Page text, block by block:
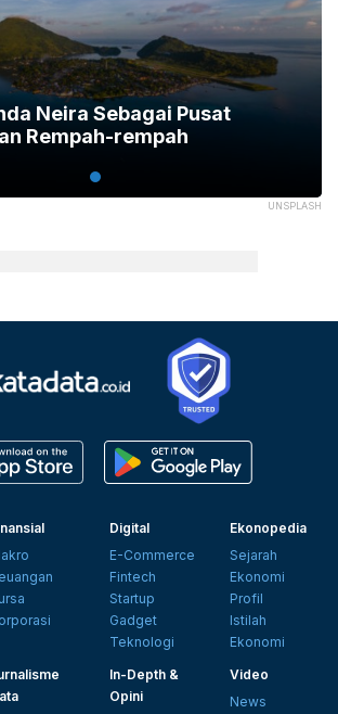
UNSPLASH
Neira Sebagai Pusat
Rempah-rempah
Digital
E-Commerce
Fintech
Startup
Gadget
Teknologi
Ekonopedia
Sejarah
Ekonomi
Profil
Istilah
Ekonomi
In-Depth &
Opini
Video
News